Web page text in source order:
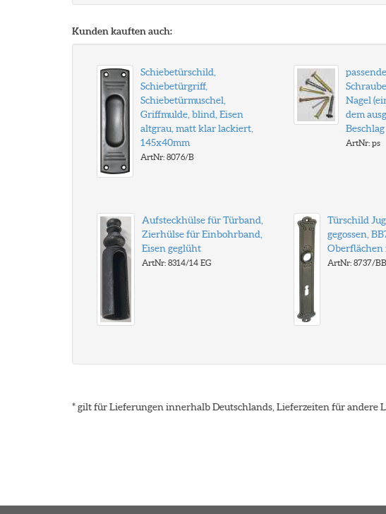
Kunden kauften auch:
Schiebetürschild,
Schiebetürgriff,
Schiebetürmuschel,
Griffmulde, blind, Eisen
altgrau, matt klar lackiert,
145x40mm
ArtNr: 8076/B
Nagel
dem
Beschlag
ArtNr: ps
Aufsteckhülse für Türband,
Zierhülse für Einbohrband,
Eisen geglüht
ArtNr: 8314/14 EG
Türschild
gegossen,
Oberflächen
ArtNr: 8737/BB
* gilt für Lieferungen innerhalb Deutschlands, Lieferzeiten für andere